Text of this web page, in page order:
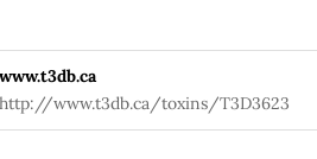
www.t3db.ca
http://www.t3db.ca/toxins/T3D3623